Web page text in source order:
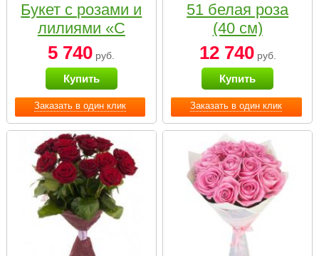
Заказать в один клик
Букет с розами и
лилиями «С
наилучшими
пожеланиями»
5 740 руб.
Купить
Заказать в один клик
51 белая роза
(40 см)
12 740руб.
Купить